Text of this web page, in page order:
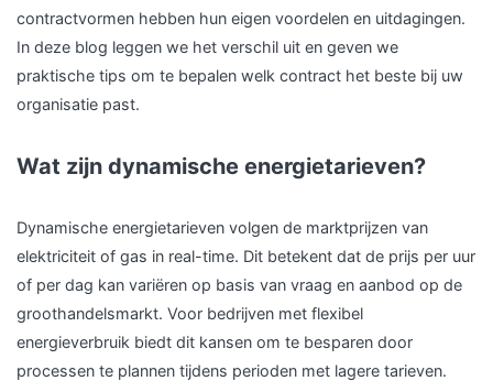
contractvormen hebben hun eigen voordelen en uitdagingen.
In deze blog leggen we het verschil uit en geven we
praktische tips om te bepalen welk contract het beste bij uw
organisatie past.
Wat zijn dynamische energietarieven?
Dynamische energietarieven volgen de marktprijzen van
elektriciteit of gas in real-time. Dit betekent dat de prijs per uur
of per dag kan variëren op basis van vraag en aanbod op de
groothandelsmarkt. Voor bedrijven met flexibel
energieverbruik biedt dit kansen om te besparen door
processen te plannen tijdens perioden met lagere tarieven.